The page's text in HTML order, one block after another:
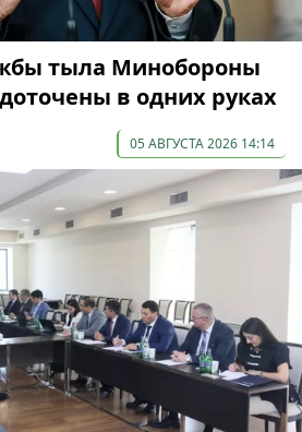
тыла Минобороны
в одних руках
05 АВГУСТА 2026 14:14